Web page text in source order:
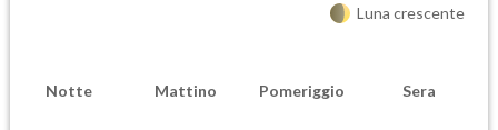
Luna crescente
Notte Mattino Pomeriggio Sera